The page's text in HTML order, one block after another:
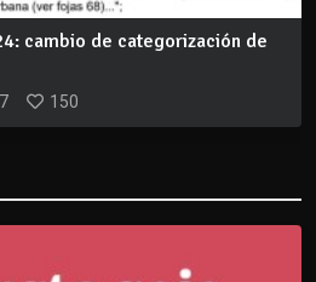
cambio de categorización de
150